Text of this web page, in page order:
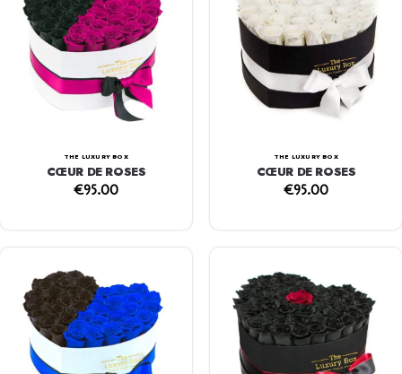
THE LUXURY BOX
CŒUR DE ROSES
€95.00
THE LUXURY BOX
CŒUR DE ROSES
€95.00